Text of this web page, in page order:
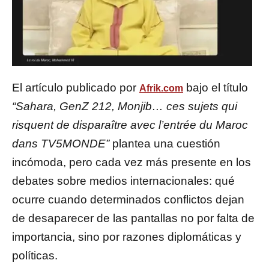
El artículo publicado por Afrik.com bajo el título
“Sahara, GenZ 212, Monjib… ces sujets qui
risquent de disparaître avec l’entrée du Maroc
dans TV5MONDE”plantea una cuestión
incómoda, pero cada vez más presente en los
debates sobre medios internacionales: qué
ocurre cuando determinados conflictos dejan
de desaparecer de las pantallas no por falta de
importancia, sino por razones diplomáticas y
políticas.